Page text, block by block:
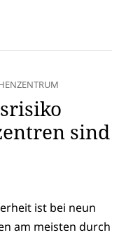
sind
ist bei neun
am meisten durch